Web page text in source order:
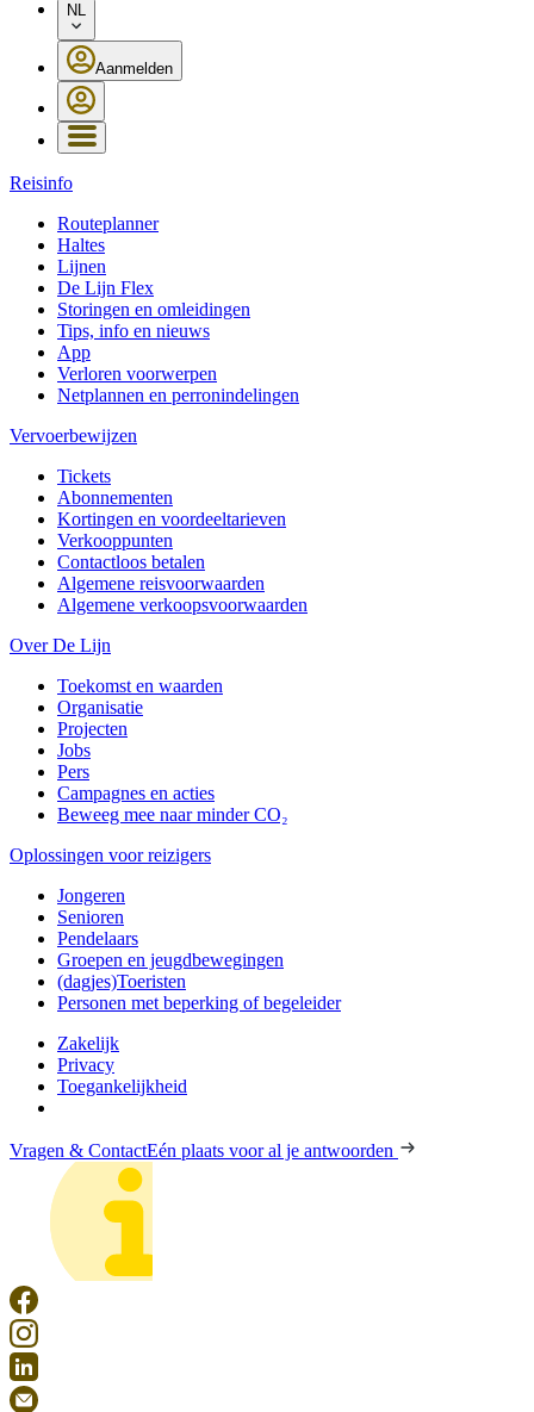
NL
Aanmelden
Reisinfo
Routeplanner
Haltes
Lijnen
De Lijn Flex
Storingen en omleidingen
Tips, info en nieuws
App
Verloren voorwerpen
Netplannen en perronindelingen
Vervoerbewijzen
Tickets
Abonnementen
Kortingen en voordeeltarieven
Verkooppunten
Contactloos betalen
Algemene reisvoorwaarden
Algemene verkoopsvoorwaarden
Over De Lijn
Toekomst en waarden
Organisatie
Projecten
Jobs
Pers
Campagnes en acties
Beweeg mee naar minder CO₂
Oplossingen voor reizigers
Jongeren
Senioren
Pendelaars
Groepen en jeugdbewegingen
(dagjes)Toeristen
Personen met beperking of begeleider
Zakelijk
Privacy
Toegankelijkheid
Vragen & ContactEén plaats voor al je antwoorden